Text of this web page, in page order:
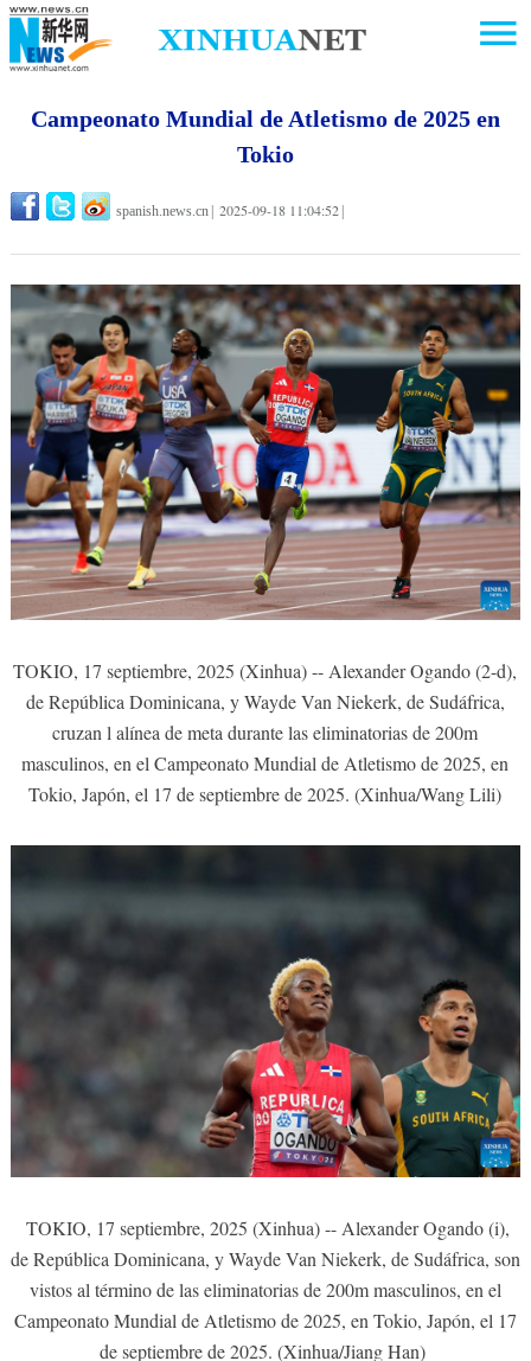
Campeonato Mundial de Atletismo de 2025 en
Tokio
spanish.news.cn 2025-09-18 11:04:52
TOKIO, 17 septiembre, 2025 (Xinhua) -- Alexander Ogando (2-d),
de República Dominicana, y Wayde Van Niekerk, de Sudáfrica,
cruzan l alínea de meta durante las eliminatorias de 200m
masculinos, en el Campeonato Mundial de Atletismo de 2025, en
Tokio, Japón, el 17 de septiembre de 2025. (Xinhua/Wang Lili)
TOKIO, 17 septiembre, 2025 (Xinhua) -- Alexander Ogando (i),
de República Dominicana, y Wayde Van Niekerk, de Sudáfrica, son
vistos al término de las eliminatorias de 200m masculinos, en el
Campeonato Mundial de Atletismo de 2025, en Tokio, Japón, el 17
de septiembre de 2025. (Xinhua/Jiang Han)